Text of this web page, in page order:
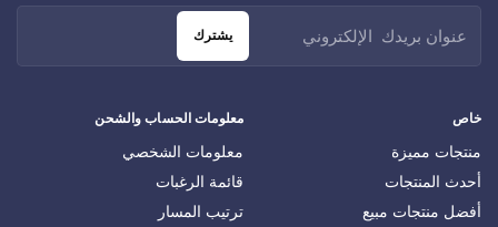
خاص
منتجات مميزة
أحدث المنتجات
أفضل منتجات مبيع
معلومات الحساب والشحن
معلومات الشخصي
قائمة الرغبات
ترتيب المسار
يشترك